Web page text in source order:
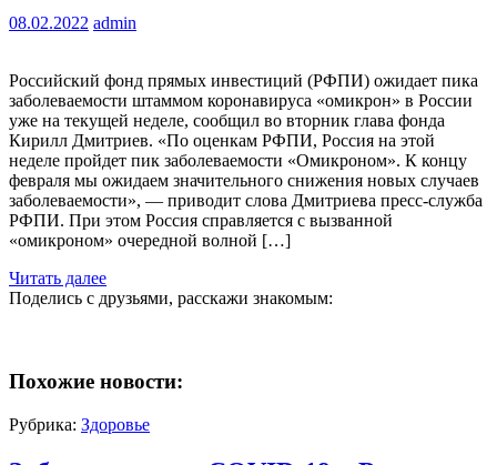
08.02.2022 admin
Российский фонд прямых инвестиций (РФПИ) ожидает пика
заболеваемости штаммом коронавируса «омикрон» в России
уже на текущей неделе, сообщил во вторник глава фонда
Кирилл Дмитриев. «По оценкам РФПИ, Россия на этой
неделе пройдет пик заболеваемости «Омикроном». К концу
февраля мы ожидаем значительного снижения новых случаев
заболеваемости», — приводит слова Дмитриева пресс-служба
РФПИ. При этом Россия справляется с вызванной
«омикроном» очередной волной […]
Читать далее
Поделись с друзьями, расскажи знакомым:
Похожие новости:
Рубрика: Здоровье